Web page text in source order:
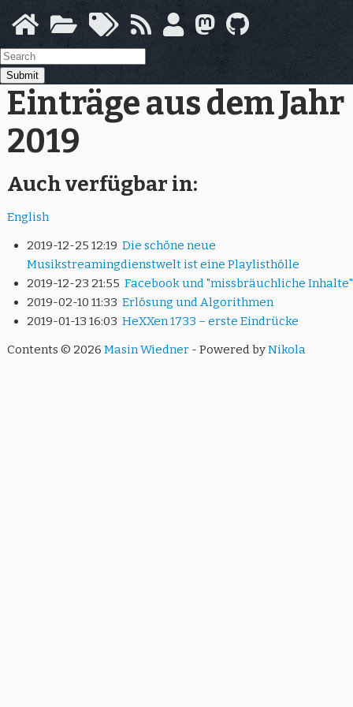
zum
Hauptinhalt
Submit
Einträge aus dem Jahr
2019
Auch verfügbar in:
English
2019-12-25 12:19 Die schöne neue
Musikstreamingdienstwelt ist eine Playlisthölle
2019-12-23 21:55 Facebook und "missbräuchliche Inhalte"
2019-02-10 11:33 Erlösung und Algorithmen
2019-01-13 16:03 HeXXen 1733 – erste Eindrücke
Contents © 2026 Masin Wiedner - Powered byNikola